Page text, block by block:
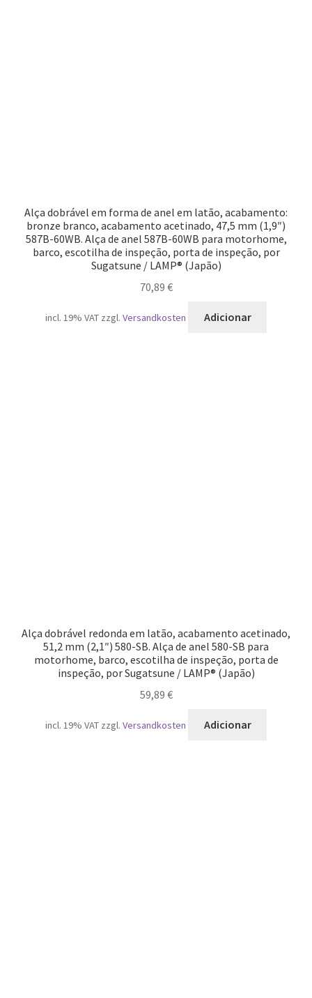
Alça dobrável em forma de anel em latão, acabamento:
bronze branco, acabamento acetinado, 47,5 mm (1,9″)
587B-60WB. Alça de anel 587B-60WB para motorhome,
barco, escotilha de inspeção, porta de inspeção, por
Sugatsune / LAMP® (Japão)
70,89 €
incl. 19% VAT zzgl. Versandkosten Adicionar
Alça dobrável redonda em latão, acabamento acetinado,
51,2 mm (2,1″) 580-SB. Alça de anel 580-SB para
motorhome, barco, escotilha de inspeção, porta de
inspeção, por Sugatsune / LAMP® (Japão)
59,89 €
incl. 19% VAT zzgl. Versandkosten Adicionar